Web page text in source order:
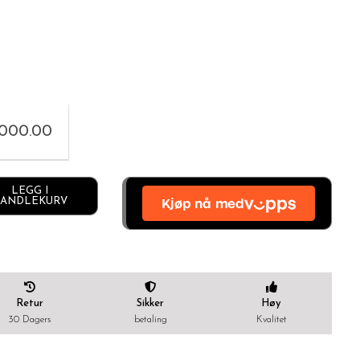
LEGG I
Alternative:
Retur
30 Dagers
Sikker
betaling
Høy
Kvalitet